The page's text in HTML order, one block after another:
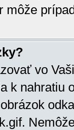
môže
vo
k nahratiu